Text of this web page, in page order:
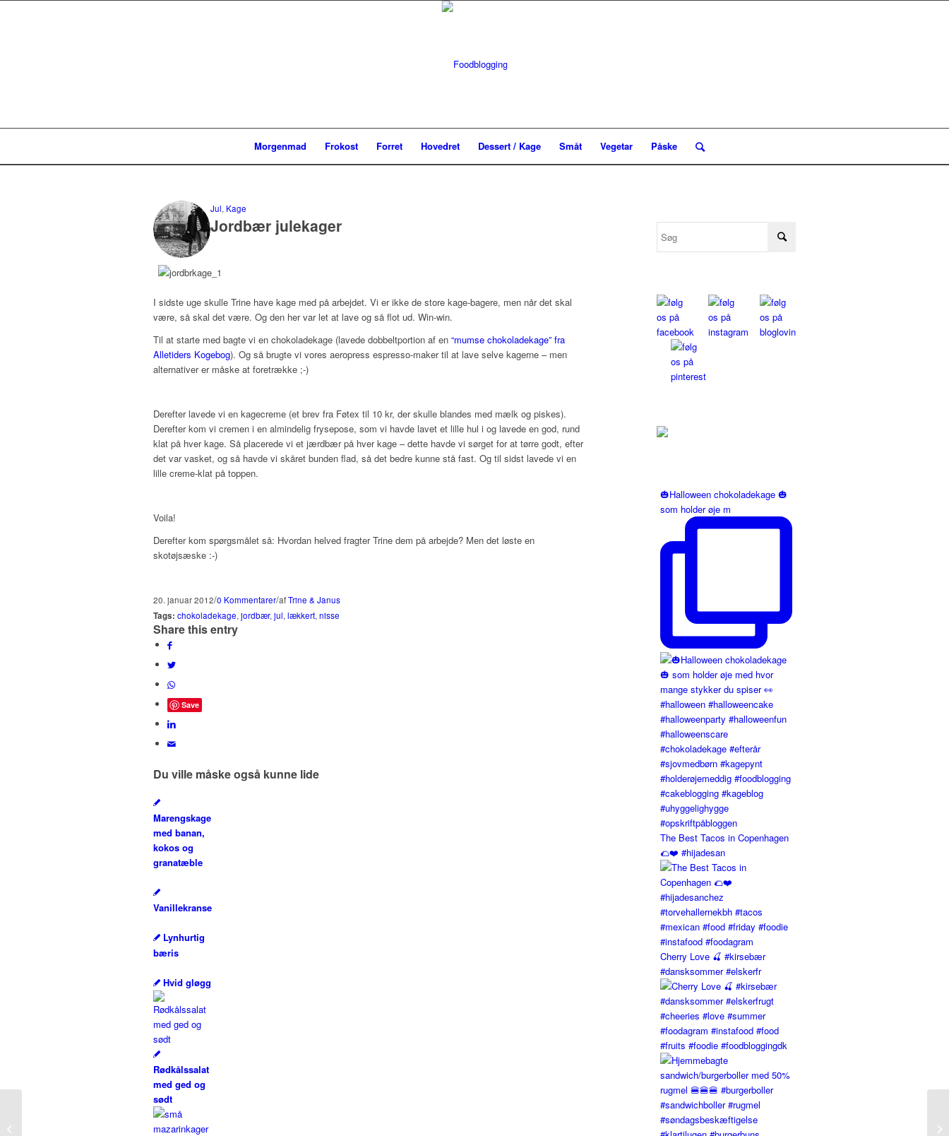
Morgenmad Frokost Forret Hovedret Dessert / Kage Småt Vegetar Påske
Jul, Kage
Jordbær julekager
I sidste uge skulle Trine have kage med på arbejdet. Vi er ikke de store kage-bagere, men når det skal
være, så skal det være. Og den her var let at lave og så flot ud. Win-win.
Til at starte med bagte vi en chokoladekage (lavede dobbeltportion af en “mumse chokoladekage” fra
Alletiders Kogebog). Og så brugte vi vores aeropress espresso-maker til at lave selve kagerne – men
alternativer er måske at foretrække ;-)
Derefter lavede vi en kagecreme (et brev fra Føtex til 10 kr, der skulle blandes med mælk og piskes).
Derefter kom vi cremen i en almindelig frysepose, som vi havde lavet et lille hul i og lavede en god, rund
klat på hver kage. Så placerede vi et jærdbær på hver kage – dette havde vi sørget for at tørre godt, efter
det var vasket, og så havde vi skåret bunden flad, så det bedre kunne stå fast. Og til sidst lavede vi en
lille creme-klat på toppen.
Voila!
Derefter kom spørgsmålet så: Hvordan helved fragter Trine dem på arbejde? Men det løste en
skotøjsæske :-)
20. januar 2012/0 Kommentarer/afTrine & Janus
Tags: chokoladekage,jordbær,jul,lækkert,nisse
Share this entry
Save
Du ville måske også kunne lide
Marengskage
med banan,
kokos og
granatæble
Vanillekranse
Lynhurtig
bæris
Hvid gløgg
Rødkålssalat
med ged og
sødt
🎃Halloween chokoladekage 🎃
som holder øje m
The Best Tacos in Copenhagen
🌮❤️ #hijadesan
Cherry Love 🍒 #kirsebær
#dansksommer #elskerfr